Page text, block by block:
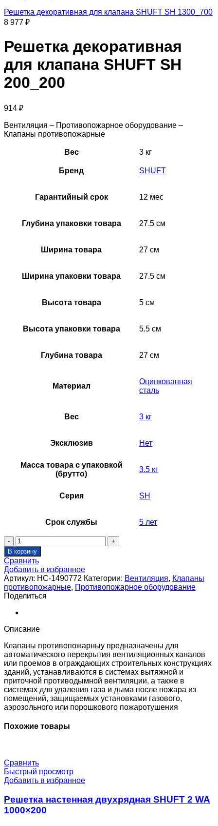
Решетка декоративная для клапана SHUFT SH 1300_700
8 977 ₽
Решетка декоративная
для клапана SHUFT SH
200_200
914 ₽
Вентиляция – Противопожарное оборудование –
Клапаны противопожарные
Вес 3 кг
Бренд SHUFT
Гарантийный срок 12 мес
Глубина упаковки товара 27.5 см
Ширина товара 27 см
Ширина упаковки товара 27.5 см
Высота товара 5 см
Высота упаковки товара 5.5 см
Глубина товара 27 см
Материал
Оцинкованная
сталь
Вес 3 кг
Эксклюзив Нет
Масса товара с упаковкой
(брутто)
3.5 кг
Серия SH
Срок службы 5 лет
Количество
товара
Решетка
декоративная
для
клапана
SHUFT
SH
200_200
В корзину
Сравнить
Добавить в избранное
Артикул: НС-1490772 Категории: Вентиляция, Клапаны
противопожарные, Противопожарное оборудование
Поделиться
Описание
Клапаны противопожарныу предназначены для
автоматического перекрытия вентиляционных каналов
или проемов в ограждающих строительных конструкциях
зданий, устанавливаются в системах вытяжной и
приточной противодымной вентиляции, а также в
системах для удаления газа и дыма после пожара из
помещений, защищаемых установками газового,
аэрозольного или порошкового пожаротушения
Похожие товары
Сравнить
Быстрый просмотр
Добавить в избранное
Решетка настенная двухрядная SHUFT 2 WA
1000×200